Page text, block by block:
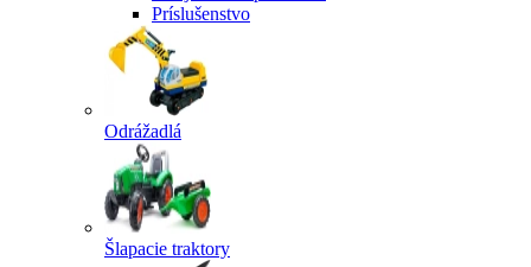
Príslušenstvo
Odrážadlá
Šlapacie traktory